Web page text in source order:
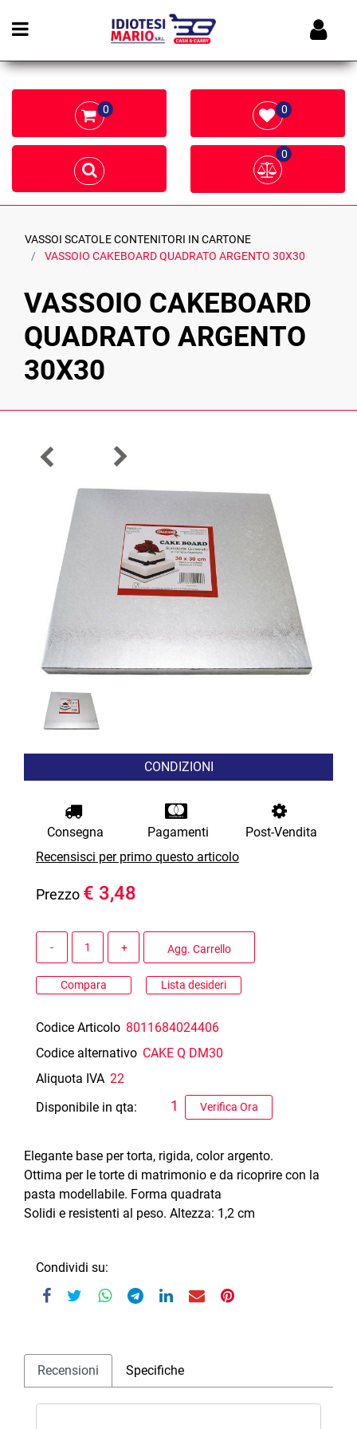
Open menu
0 0
0
VASSOI SCATOLE CONTENITORI IN CARTONE
VASSOIO CAKEBOARD QUADRATO ARGENTO 30X30
VASSOIO CAKEBOARD
QUADRATO ARGENTO
30X30
CONDIZIONI
Consegna Pagamenti
Post-Vendita
Recensisci per primo questo articolo
Prezzo € 3,48
Agg. Carrello
Compara Lista desideri
Codice Articolo 8011684024406
Codice alternativo CAKE Q DM30
Aliquota IVA 22
Disponibile in qta:
Verifica Ora
1
Elegante base per torta, rigida, color argento.
Ottima per le torte di matrimonio e da ricoprire con la
pasta modellabile. Forma quadrata
Solidi e resistenti al peso. Altezza: 1,2 cm
Condividi su:
Recensioni Specifiche